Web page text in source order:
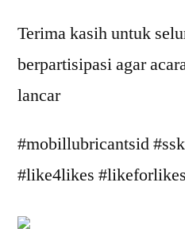
Terima kasih untuk
berpartisipasi agar
lancar
#mobillubricantsid
#like4likes